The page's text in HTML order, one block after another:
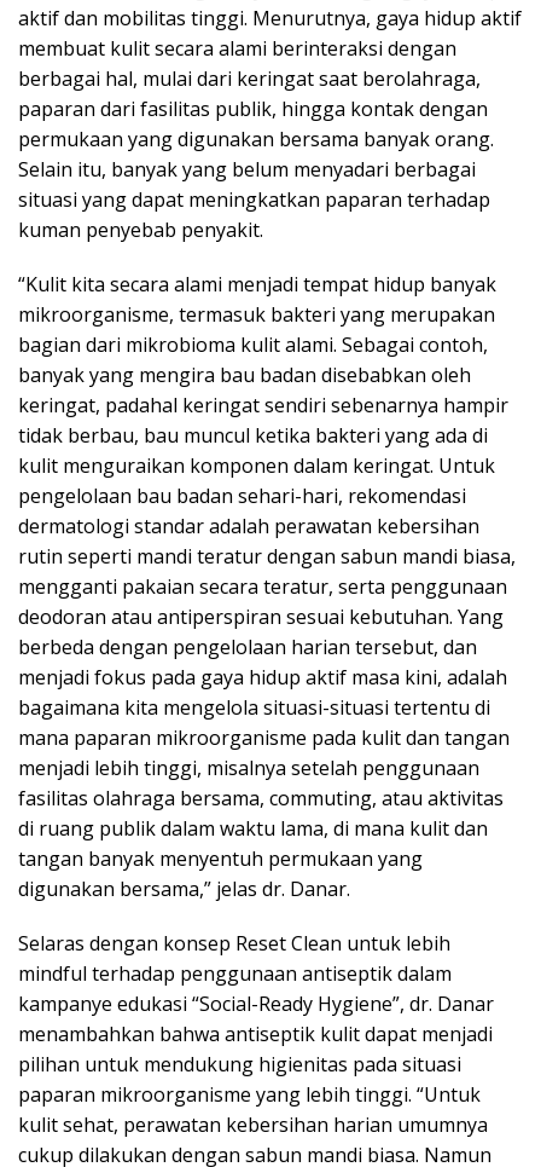
aktif dan mobilitas tinggi. Menurutnya, gaya hidup aktif
membuat kulit secara alami berinteraksi dengan
berbagai hal, mulai dari keringat saat berolahraga,
paparan dari fasilitas publik, hingga kontak dengan
permukaan yang digunakan bersama banyak orang.
Selain itu, banyak yang belum menyadari berbagai
situasi yang dapat meningkatkan paparan terhadap
kuman penyebab penyakit.
“Kulit kita secara alami menjadi tempat hidup banyak
mikroorganisme, termasuk bakteri yang merupakan
bagian dari mikrobioma kulit alami. Sebagai contoh,
banyak yang mengira bau badan disebabkan oleh
keringat, padahal keringat sendiri sebenarnya hampir
tidak berbau, bau muncul ketika bakteri yang ada di
kulit menguraikan komponen dalam keringat. Untuk
pengelolaan bau badan sehari-hari, rekomendasi
dermatologi standar adalah perawatan kebersihan
rutin seperti mandi teratur dengan sabun mandi biasa,
mengganti pakaian secara teratur, serta penggunaan
deodoran atau antiperspiran sesuai kebutuhan. Yang
berbeda dengan pengelolaan harian tersebut, dan
menjadi fokus pada gaya hidup aktif masa kini, adalah
bagaimana kita mengelola situasi-situasi tertentu di
mana paparan mikroorganisme pada kulit dan tangan
menjadi lebih tinggi, misalnya setelah penggunaan
fasilitas olahraga bersama, commuting, atau aktivitas
di ruang publik dalam waktu lama, di mana kulit dan
tangan banyak menyentuh permukaan yang
digunakan bersama,” jelas dr. Danar.
Selaras dengan konsep Reset Clean untuk lebih
mindful terhadap penggunaan antiseptik dalam
kampanye edukasi “Social-Ready Hygiene”, dr. Danar
menambahkan bahwa antiseptik kulit dapat menjadi
pilihan untuk mendukung higienitas pada situasi
paparan mikroorganisme yang lebih tinggi. “Untuk
kulit sehat, perawatan kebersihan harian umumnya
cukup dilakukan dengan sabun mandi biasa. Namun